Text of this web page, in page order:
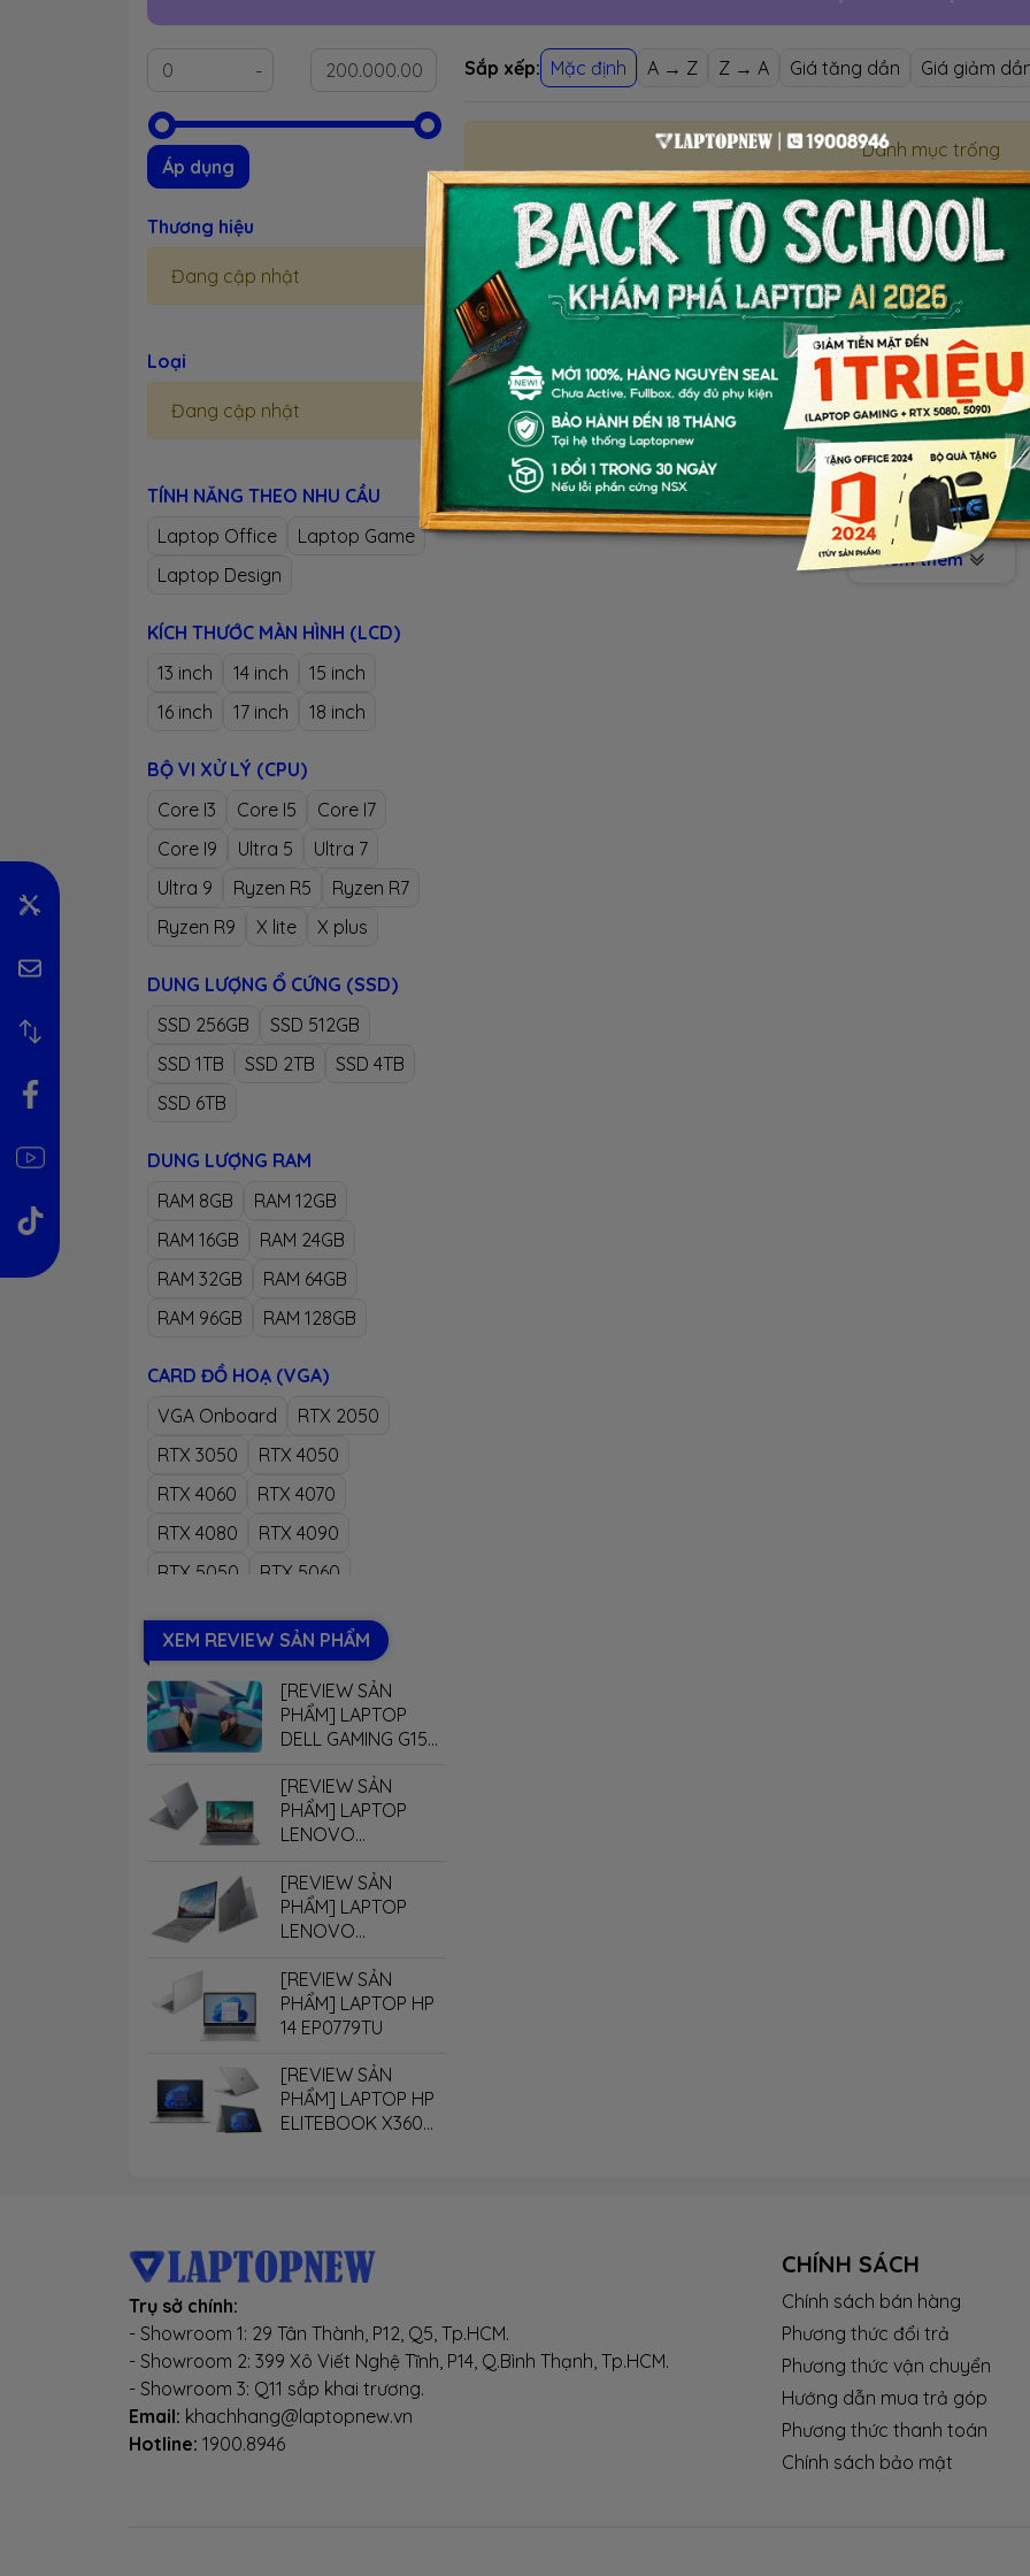
Sắp xếp: Mặc định A → Z Z → A Giá tăng dần Giá giảm
Danh mục trống
GIỚI THIỆU VÀ ĐÁNH GIÁ
1 - GIỚI THIỆU CHUNG TRÊN MSI PRESTIGE
- Đầu năm 2021, MSI nổi tiếng với các dòng làm gaming, thiết kế
vụ cho giới game thủ. MSI vẫn đang liên tục thay đổi cho ra mắt
gọn nhẹ, sạng trọng và đặc biệt là hiệu năng mạnh. Nếu nói đến
siêu mỏng nhẹ mà cấu hình máy lại mạnh, thì không thể không
với giới doanh nhân, mang vẻ sang trọng, gọn nhẹ, dễ di chuyển,
hình mạnh mẽ phục vụ được tất cả công việc có công suất lớn.
- Mặc dù có thể không nhẹ bằng LG gram 15 chỉ với 1.120kg,
một điểm nổi bật đáng chú ý của nó.
Xem thêm
Áp dụng
Thương hiệu
Đang cập nhật
Loại
Đang cập nhật
TÍNH NĂNG THEO NHU CẦU
Laptop Office
Laptop Game
Laptop Design
KÍCH THƯỚC MÀN HÌNH (LCD)
13 inch
14 inch
15 inch
16 inch
17 inch 18 inch
BỘ VI XỬ LÝ (CPU)
Core I3
Core I5
Core I7
Core I9
Ultra 5
Ultra 7
Ultra 9
Ryzen R5
Ryzen R7
Ryzen R9
X lite X plus
DUNG LƯỢNG Ổ CỨNG (SSD)
SSD 256GB
SSD 512GB
SSD 1TB
SSD 2TB
SSD 4TB
SSD 6TB
DUNG LƯỢNG RAM
RAM 8GB
RAM 12GB
RAM 16GB
RAM 24GB
RAM 32GB
RAM 64GB
RAM 96GB
RAM 128GB
CARD ĐỒ HOẠ (VGA)
VGA Onboard
RTX 2050
RTX 3050
RTX 4050
RTX 4060
RTX 4070
RTX 4080
RTX 4090
RTX 5050
RTX 5060
RTX 5080
RTX 5090
XEM REVIEW SẢN PHẨM
[REVIEW SẢN
PHẨM] LAPTOP
DELL GAMING G15
[REVIEW SẢN
PHẨM] LAPTOP
LENOVO
[REVIEW SẢN
PHẨM] LAPTOP
LENOVO
[REVIEW SẢN
PHẨM] LAPTOP HP
14 EP0779TU
[REVIEW SẢN
PHẨM] LAPTOP HP
ELITEBOOK X360
Trụ sở chính:
- Showroom 1: 29 Tân Thành, P12, Q5, Tp.HCM.
- Showroom 2: 399 Xô Viết Nghệ Tĩnh, P14, Q.Bình Thạnh, Tp.HCM.
- Showroom 3: Q11 sắp khai trương.
Email: khachhang@laptopnew.vn
Hotline: 1900.8946
CHÍNH SÁCH
Chính sách bán hàng
Phương thức đổi trả
Phương thức vận chuyển
Hướng dẫn mua trả góp
Phương thức thanh toán
Chính sách bảo mật